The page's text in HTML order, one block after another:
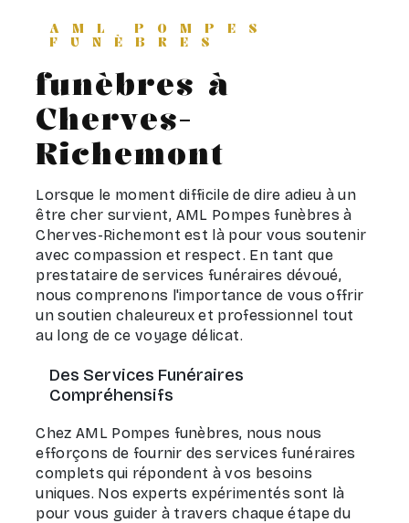
AML POMPES
FUNÈBRES
funèbres à
Cherves-
Richemont
Lorsque le moment difficile de dire adieu à un
être cher survient, AML Pompes funèbres à
Cherves-Richemont est là pour vous soutenir
avec compassion et respect. En tant que
prestataire de services funéraires dévoué,
nous comprenons l'importance de vous offrir
un soutien chaleureux et professionnel tout
au long de ce voyage délicat.
Des Services Funéraires
Compréhensifs
Chez AML Pompes funèbres, nous nous
efforçons de fournir des services funéraires
complets qui répondent à vos besoins
uniques. Nos experts expérimentés sont là
pour vous guider à travers chaque étape du